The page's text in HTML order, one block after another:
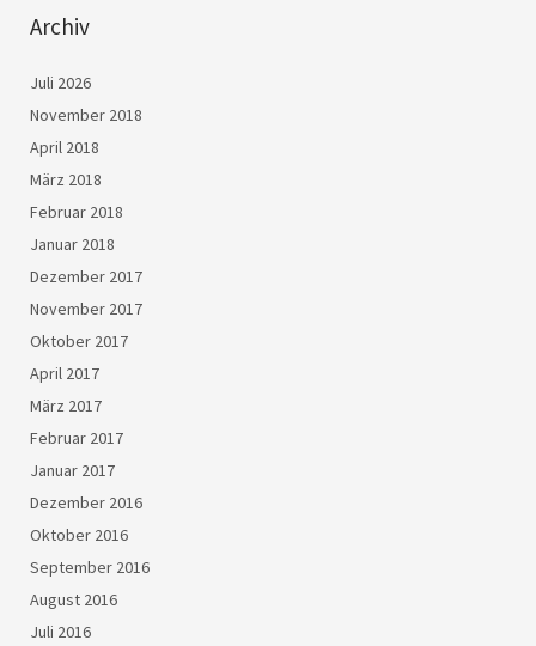
Archiv
Juli 2026
November 2018
April 2018
März 2018
Februar 2018
Januar 2018
Dezember 2017
November 2017
Oktober 2017
April 2017
März 2017
Februar 2017
Januar 2017
Dezember 2016
Oktober 2016
September 2016
August 2016
Juli 2016